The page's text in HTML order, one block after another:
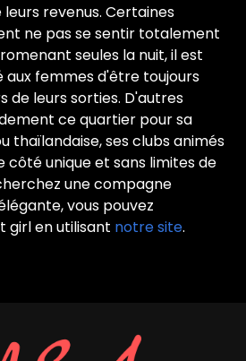
revenus. Certaines
ne pas se sentir totalement
seules la nuit, il est
femmes d'être toujours
de leurs sorties. D'autres
ce quartier pour sa
thaïlandaise, ses clubs animés
côté unique et sans limites de
une compagne
vous pouvez
girl en utilisant notre site.